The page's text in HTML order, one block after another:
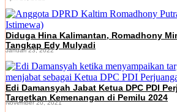
Diduga Hina Kalimantan, Romadhony
Tangkap Edy Mulyadi
Januari 23, 2022
Edi Damansyah Jabat Ketua DPC PDI
Targetkan Kemenangan di Pemilu 2024
November 20, 2021